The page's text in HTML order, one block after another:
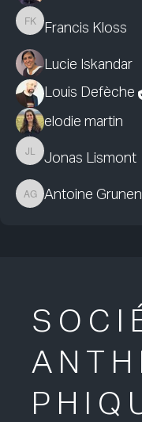
Francis Kloss
Francis Kloss
Lucie Iskandar
Louis Defèche
elodie martin
Jonas Lismont
Jonas Lismont
Antoine Grunenberger
Antoine